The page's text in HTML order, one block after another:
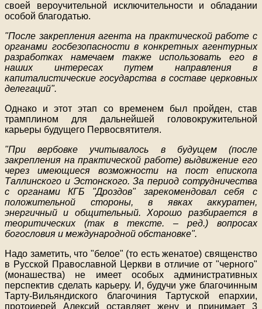
своей вероучительной исключительности и обладании
особой благодатью.
"После закрепления агента на практической работе с
органами госбезопасности в конкретных агентурных
разработках намечаем также использовать его в
наших интересах путем направления в
капиталистические государства в составе церковных
делегаций".
Однако и этот этап со временем был пройден, став
трамплином для дальнейшей головокружительной
карьеры будущего Первосвятителя.
"При вербовке учитывалось в будущем (после
закрепления на практической работе) выдвижение его
через имеющиеся возможности на пост епископа
Таллинского и Эстонского. За период сотрудничества
с органами КГБ "Дроздов" зарекомендовал себя с
положительной стороны, в явках аккуратен,
энергичный и общительный. Хорошо разбирается в
теоритических (так в тексте. – ред.) вопросах
богословия и международной обстановке".
Надо заметить, что "белое" (то есть женатое) священство
в Русской Православной Церкви в отличие от "черного"
(монашества) не имеет особых административных
перспектив сделать карьеру. И, будучи уже благочинным
Тарту-Вильяндиского благочиния Тартуской епархии,
протоиерей Алексий оставляет жену и принимает 3